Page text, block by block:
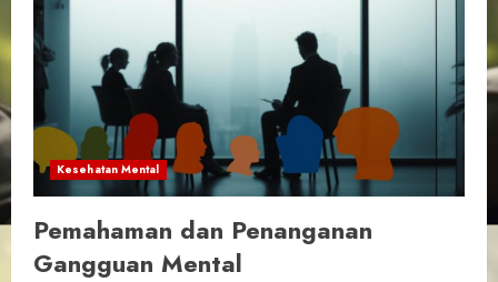
Kesehatan Mental
Pemahaman dan Penanganan
Gangguan Mental